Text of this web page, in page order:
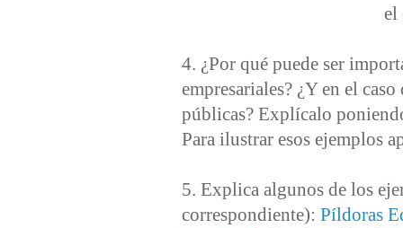
el
4. ¿Por qué puede ser
empresariales? ¿Y en el
públicas? Explícalo
Para ilustrar esos ejemplos
5. Explica algunos de los
correspondiente): Píldoras